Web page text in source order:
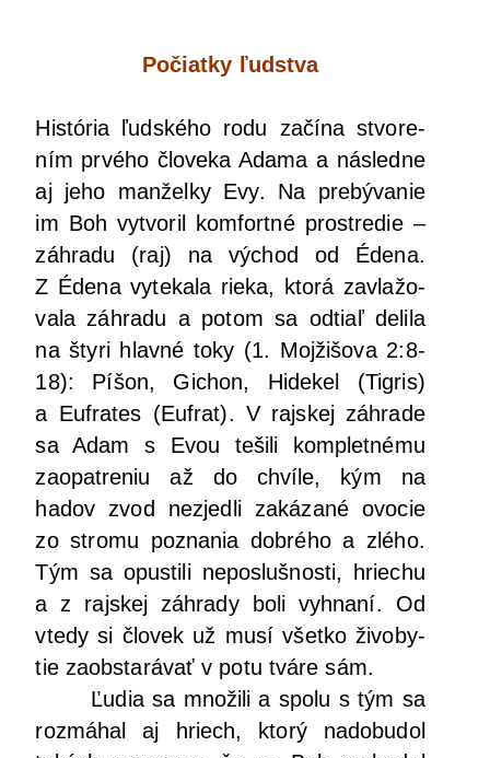
Počiat­ky ľudstva
His­tó­ria ľud­ské­ho rodu začí­na stvo­re­
ním prvé­ho člo­ve­ka Ada­ma a násled­ne
aj jeho man­žel­ky Evy. Na pre­bý­va­nie
im Boh vytvo­ril kom­fort­né pro­stre­die –
záh­ra­du (raj) na východ od Éde­na.
Z Éde­na vyte­ka­la rie­ka, kto­rá zavla­žo­
va­la záh­ra­du a potom sa odtiaľ deli­la
na šty­ri hlav­né toky (1. Moj­ži­šo­va 2:8-
18): Píšon, Gichon, Hide­kel (Tig­ris)
a Euf­ra­tes (Euf­rat). V raj­skej záh­ra­de
sa Adam s Evou teši­li kom­plet­né­mu
zaopat­re­niu až do chví­le, kým na
hadov zvod nez­jed­li zaká­za­né ovo­cie
zo stro­mu pozna­nia dob­ré­ho a zlé­ho.
Tým sa opus­ti­li nepos­luš­nos­ti, hrie­chu
a z raj­skej záh­ra­dy boli vyhna­ní. Od
vte­dy si člo­vek už musí všet­ko živo­by­
tie zaob­sta­rá­vať v potu tvá­re sám.
Ľudia sa mno­ži­li a spo­lu s tým sa
roz­má­hal aj hriech, kto­rý nado­bu­dol